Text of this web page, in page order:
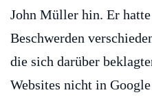
John Müller hin. Er
Beschwerden
die sich darüber
Websites nicht in